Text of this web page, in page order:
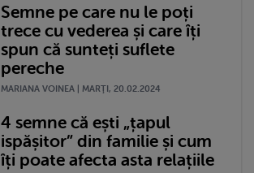
Semne pe care nu le poți
trece cu vederea și care îți
spun că sunteți suflete
pereche
MARIANA VOINEA | MARŢI, 20.02.2024
4 semne că ești „țapul
ispășitor” din familie și cum
îți poate afecta asta relațiile